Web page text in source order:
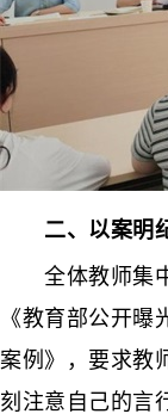
二、以案明
全体教师集中
《教育部公开
案例》，要求教
刻注意自己的言